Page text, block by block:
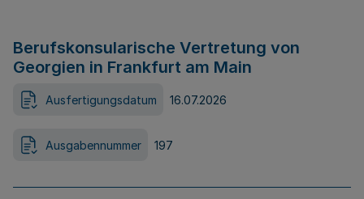
Berufskonsularische Vertretung von
Georgien in Frankfurt am Main
Ausfertigungsdatum 16.07.2026
Ausgabennummer 197